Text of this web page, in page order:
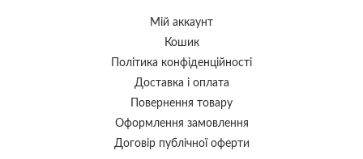
Мій аккаунт
Кошик
Політика конфіденційності
Доставка і оплата
Повернення товару
Оформлення замовлення
Договір публічної оферти